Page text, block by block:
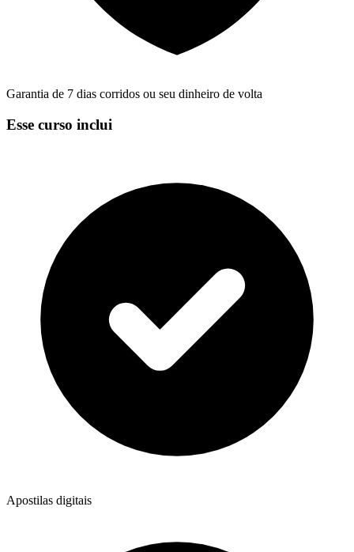
Garantia de 7 dias corridos ou seu dinheiro de volta
Esse curso inclui
Apostilas digitais